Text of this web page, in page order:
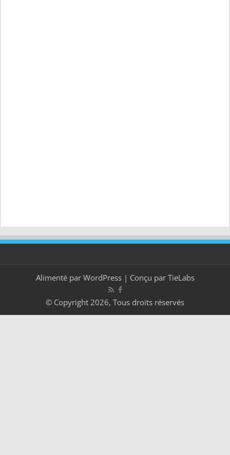
Alimenté par WordPress| Conçu par TieLabs
© Copyright 2026, Tous droits réservés